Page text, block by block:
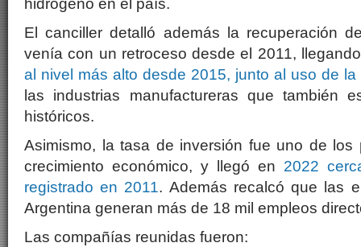
hidrógeno en el país.
El canciller detalló además la recuperación
venía con un retroceso desde el 2011,
al nivel más alto desde 2015, junto al uso de
las industrias manufactureras que también
históricos.
Asimismo, la tasa de inversión fue uno de los
crecimiento económico, y llegó en 2022
registrado en 2011. Además recalcó que las
Argentina generan más de 18 mil empleos
Las compañías reunidas fueron: